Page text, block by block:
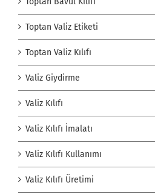
Toptan Valiz Etiketi
Toptan Valiz Kılıfı
Valiz Giydirme
Valiz Kılıfı
Valiz Kılıfı İmalatı
Valiz Kılıfı Kullanımı
Valiz Kılıfı Üretimi